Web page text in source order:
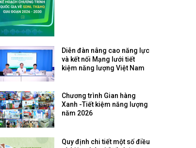
Diễn đàn nâng cao năng lực
và kết nối Mạng lưới tiết
kiệm năng lượng Việt Nam
Chương trình Gian hàng
Xanh -Tiết kiệm năng lượng
năm 2026
Quy định chi tiết một số điều